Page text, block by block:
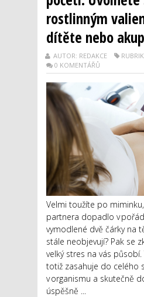
rostlinným
dítěte nebo
AUTOR: REDAKCE
0 KOMENTÁŘŮ
Velmi toužíte po
partnera dopadlo v
vymodlené dvě čárky na
stále neobjevují? Pak se
velký stres na vás
totiž zasahuje do celého
v organismu a skutečně
úspěšně ...